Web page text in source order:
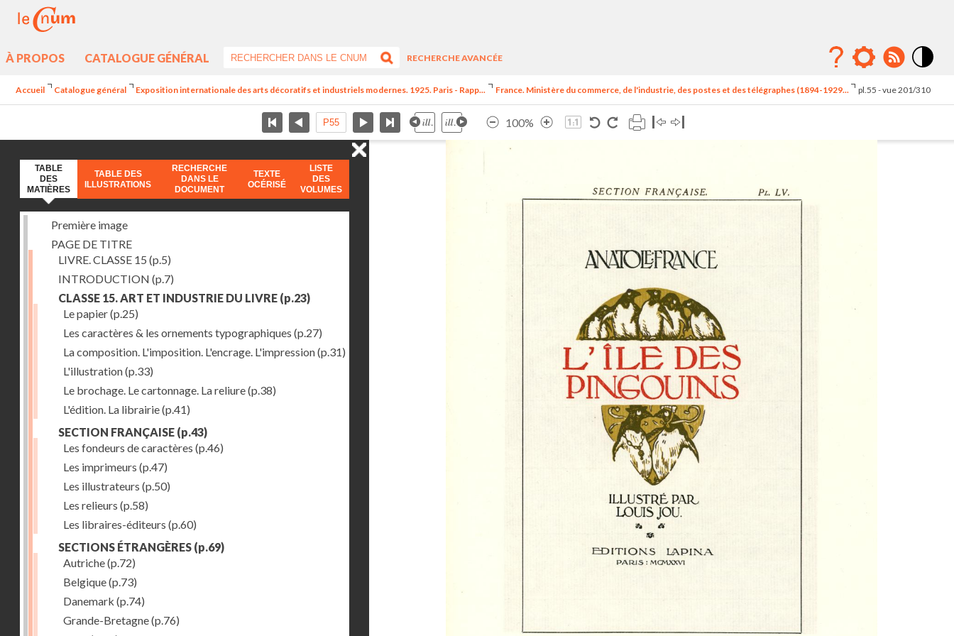
À PROPOS CATALOGUE GÉNÉRAL
RECHERCHE AVANCÉE
élévé
Accueil Catalogue général Exposition internationale des arts décoratifs et industriels modernes. 1925. Paris - Rapp... France. Ministère du commerce, de l'industrie, des postes et des télégraphes (1894-1929... pl.55 - vue 201/310
100%
TABLE
DES
MATIÈRES
TABLE DES
ILLUSTRATIONS
RECHERCHE
DANS LE
DOCUMENT
TEXTE
OCÉRISÉ
LISTE
DES
VOLUMES
Première image
PAGE DE TITRE
LIVRE. CLASSE 15 (p.5)
INTRODUCTION (p.7)
CLASSE 15. ART ET INDUSTRIE DU LIVRE (p.23)
Le papier(p.25)
Les caractères & les ornements typographiques (p.27)
La composition. L'imposition. L'encrage. L'impression(p.31)
L'illustration(p.33)
Le brochage. Le cartonnage. La reliure(p.38)
L'édition. La librairie(p.41)
SECTION FRANÇAISE (p.43)
Les fondeurs de caractères (p.46)
Les imprimeurs (p.47)
Les illustrateurs (p.50)
Les relieurs (p.58)
Les libraires-éditeurs (p.60)
SECTIONS ÉTRANGÈRES (p.69)
Autriche(p.72)
Belgique(p.73)
Danemark (p.74)
Grande-Bretagne(p.76)